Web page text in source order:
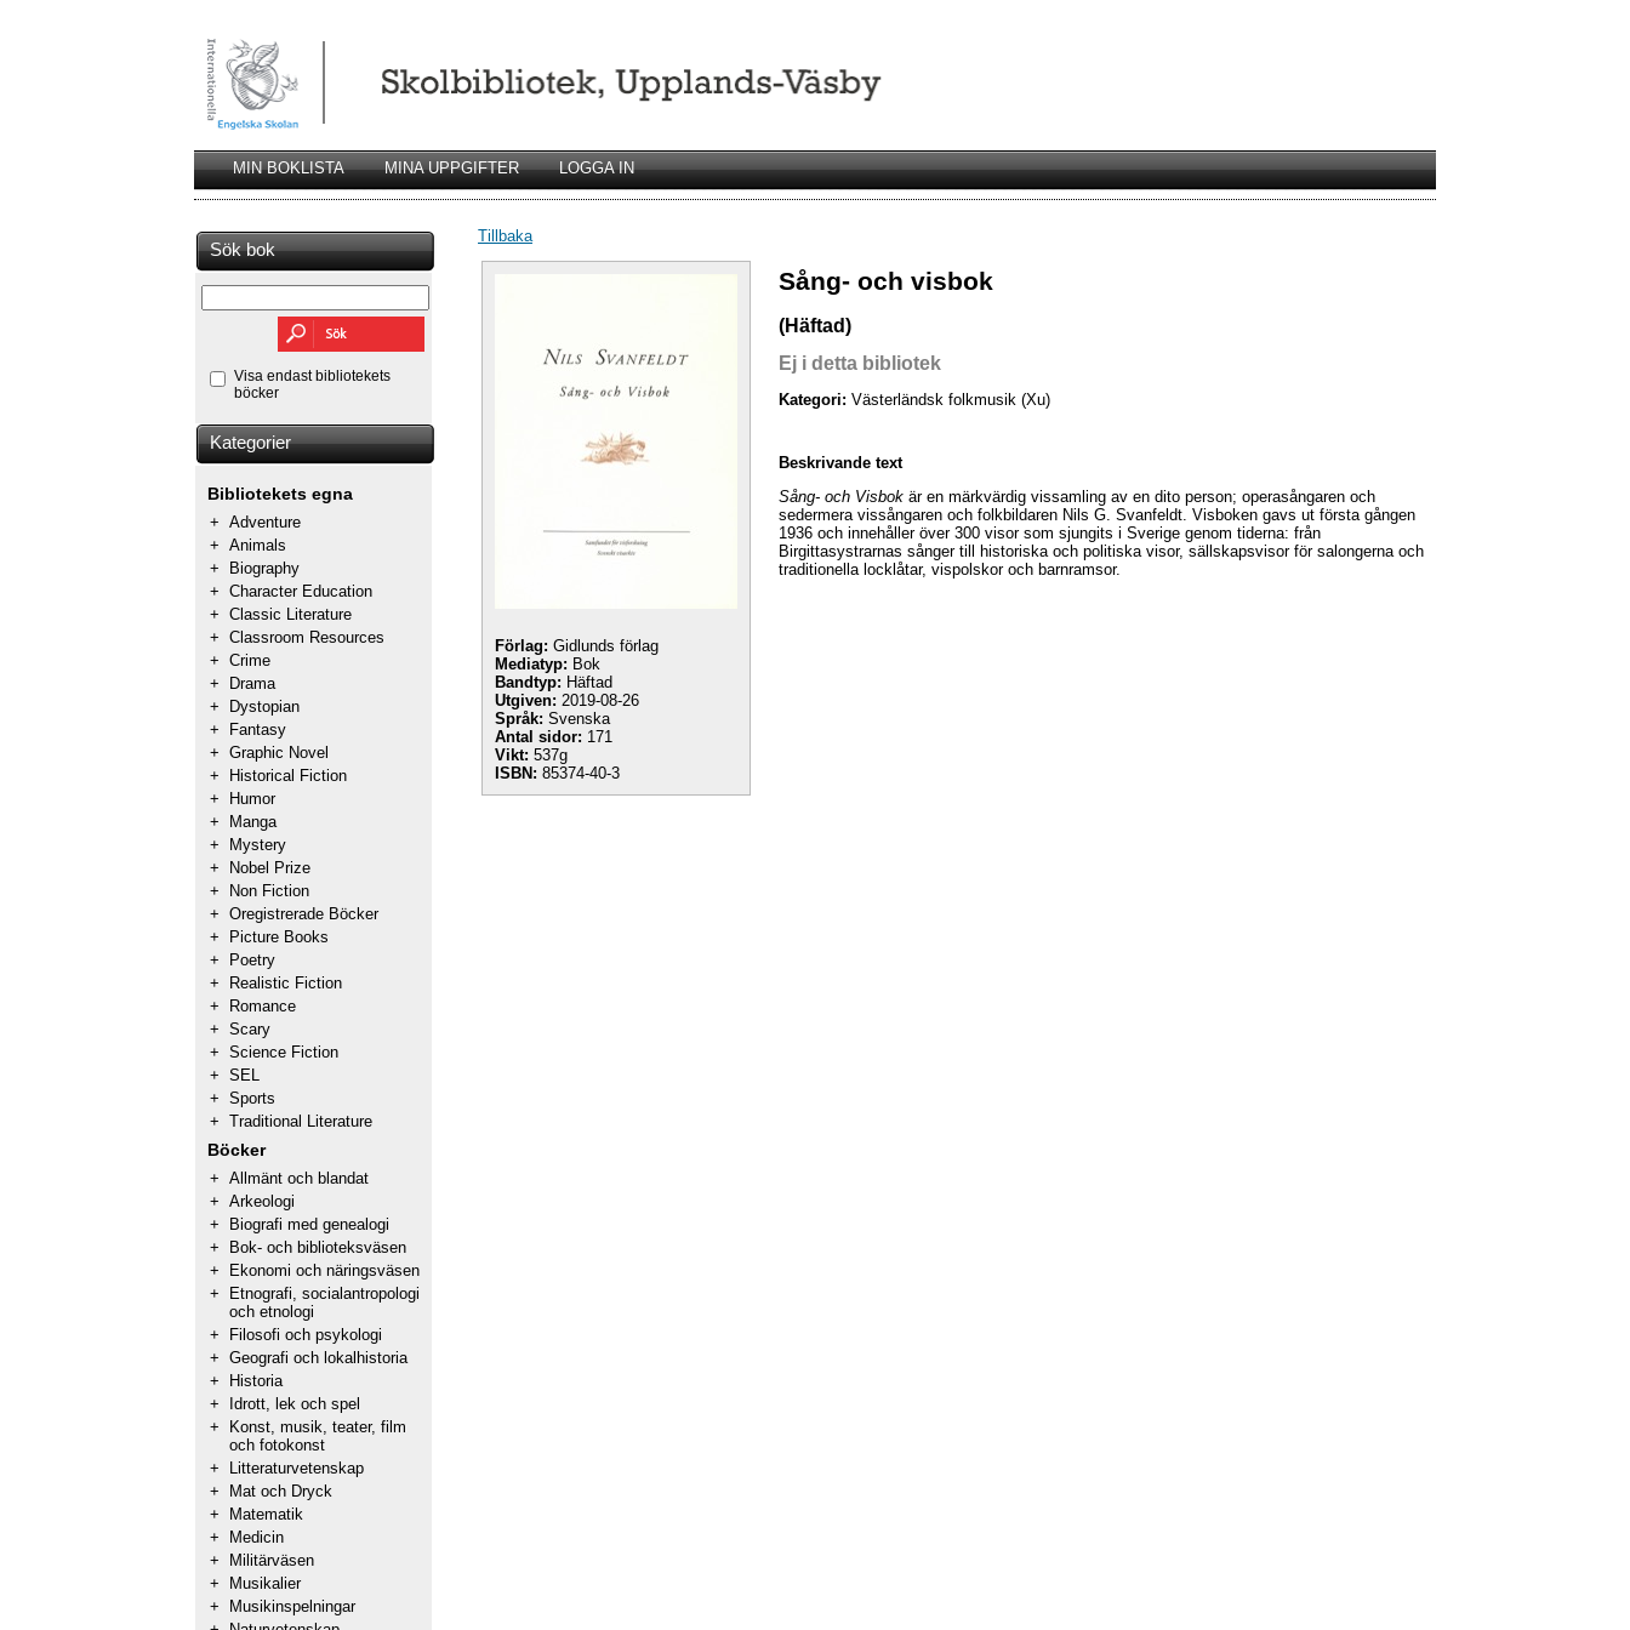
MIN BOKLISTA MINA UPPGIFTER LOGGA IN
Sök bok
Visa endast bibliotekets
böcker
Kategorier
Bibliotekets egna
+ Adventure
+ Animals
+
Biography
+ Character Education
+ Classic Literature
+ Classroom Resources
+ Crime
+
Drama
+
Dystopian
+
Fantasy
+ Graphic Novel
+
Historical Fiction
+
Humor
+
Manga
+
Mystery
+
Nobel Prize
+
Non Fiction
+ Oregistrerade Böcker
+
Picture Books
+
Poetry
+
Realistic Fiction
+
Romance
+ Scary
+ Science Fiction
+ SEL
+ Sports
+ Traditional Literature
Böcker
+ Allmänt och blandat
+ Arkeologi
+
Biografi med genealogi
+
Bok- och biblioteksväsen
+
Ekonomi och näringsväsen
+
Etnografi, socialantropologi
och etnologi
+
Filosofi och psykologi
+ Geografi och lokalhistoria
+
Historia
+
Idrott, lek och spel
+
Konst, musik, teater, film
och fotokonst
+
Litteraturvetenskap
+
Mat och Dryck
+
Matematik
+
Medicin
+
Militärväsen
+
Musikalier
+
Musikinspelningar
Tillbaka
Förlag: Gidlunds förlag
Mediatyp: Bok
Bandtyp: Häftad
Utgiven: 2019-08-26
Språk: Svenska
Antal sidor: 171
Vikt: 537g
ISBN: 85374-40-3
Sång- och visbok
(Häftad)
Ej i detta bibliotek
Kategori: Västerländsk folkmusik (Xu)
Beskrivande text
Sång- och Visbok är en märkvärdig vissamling av en dito person; operasångaren och
sedermera vissångaren och folkbildaren Nils G. Svanfeldt. Visboken gavs ut första gången
1936 och innehåller över 300 visor som sjungits i Sverige genom tiderna: från
Birgittasystrarnas sånger till historiska och politiska visor, sällskapsvisor för salongerna och
traditionella locklåtar, vispolskor och barnramsor.